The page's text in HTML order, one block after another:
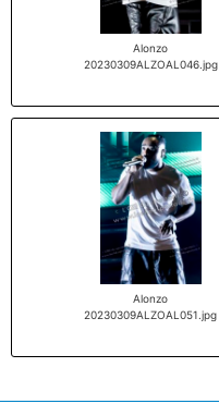
Alonzo
20230309ALZOAL046.jpg
Alonzo
20230309ALZOAL051.jpg